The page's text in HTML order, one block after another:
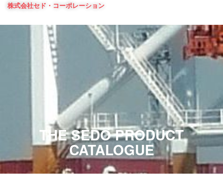
Skip
content
株式会社セド・コーポレーション
THE SEDO PRODUCT
CATALOGUE